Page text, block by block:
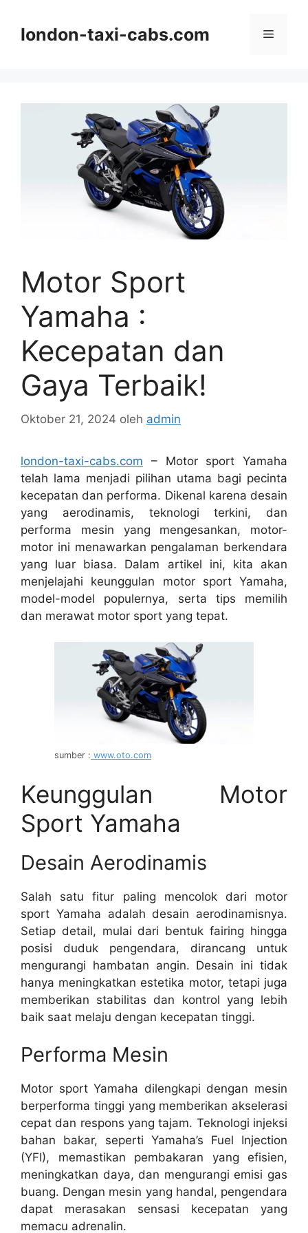
london-taxi-cabs.com Menu
Motor Sport
Yamaha :
Kecepatan dan
Gaya Terbaik!
Oktober 21, 2024 oleh admin
london-taxi-cabs.com – Motor sport Yamaha
telah lama menjadi pilihan utama bagi pecinta
kecepatan dan performa. Dikenal karena desain
yang aerodinamis, teknologi terkini, dan
performa mesin yang mengesankan, motor-
motor ini menawarkan pengalaman berkendara
yang luar biasa. Dalam artikel ini, kita akan
menjelajahi keunggulan motor sport Yamaha,
model-model populernya, serta tips memilih
dan merawat motor sport yang tepat.
sumber : www.oto.com
Keunggulan Motor
Sport Yamaha
Desain Aerodinamis
Salah satu fitur paling mencolok dari motor
sport Yamaha adalah desain aerodinamisnya.
Setiap detail, mulai dari bentuk fairing hingga
posisi duduk pengendara, dirancang untuk
mengurangi hambatan angin. Desain ini tidak
hanya meningkatkan estetika motor, tetapi juga
memberikan stabilitas dan kontrol yang lebih
baik saat melaju dengan kecepatan tinggi.
Performa Mesin
Motor sport Yamaha dilengkapi dengan mesin
berperforma tinggi yang memberikan akselerasi
cepat dan respons yang tajam. Teknologi injeksi
bahan bakar, seperti Yamaha’s Fuel Injection
(YFI), memastikan pembakaran yang efisien,
meningkatkan daya, dan mengurangi emisi gas
buang. Dengan mesin yang handal, pengendara
dapat merasakan sensasi kecepatan yang
memacu adrenalin.